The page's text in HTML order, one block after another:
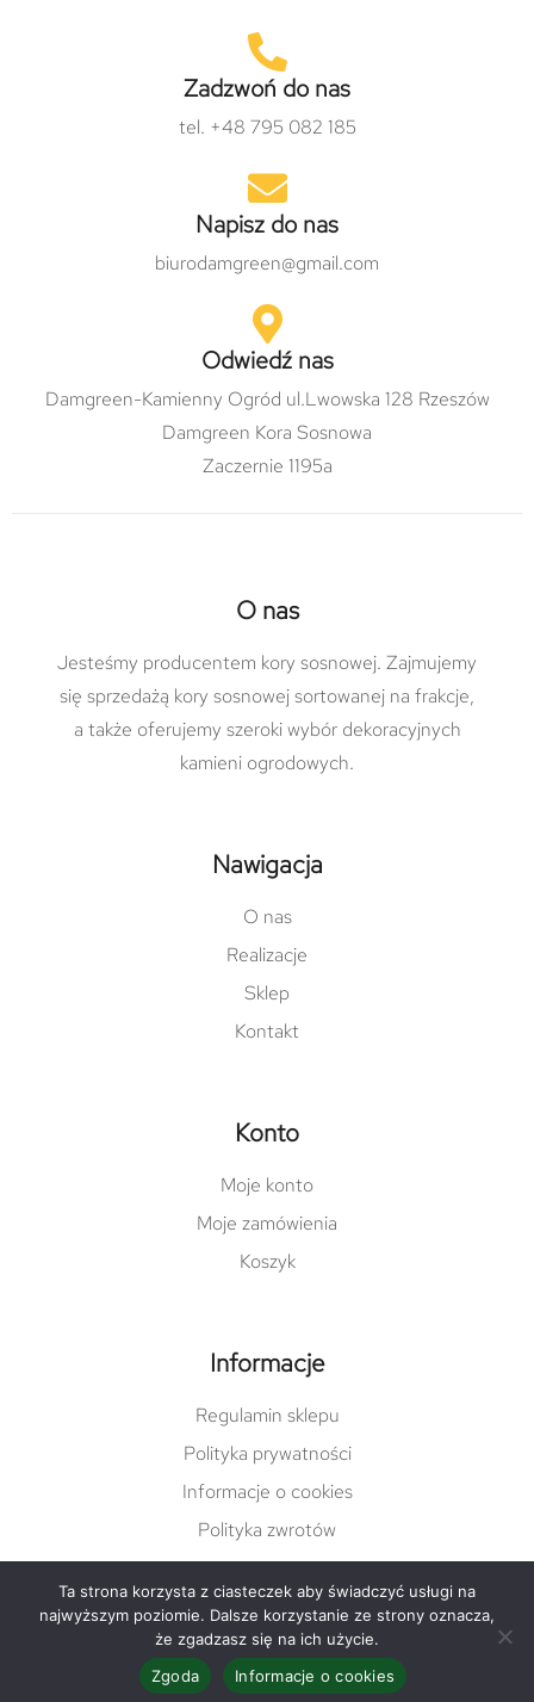
Zadzwoń do nas
tel. +48 795 082 185
Napisz do nas
biurodamgreen@gmail.com
Odwiedź nas
Damgreen-Kamienny Ogród ul.Lwowska 128 Rzeszów
Damgreen Kora Sosnowa
Zaczernie 1195a
O nas
Jesteśmy producentem kory sosnowej. Zajmujemy
się sprzedażą kory sosnowej sortowanej na frakcje,
a także oferujemy szeroki wybór dekoracyjnych
kamieni ogrodowych.
Nawigacja
O nas
Realizacje
Sklep
Kontakt
Konto
Moje konto
Moje zamówienia
Koszyk
Informacje
Regulamin sklepu
Polityka prywatności
Informacje o cookies
Polityka zwrotów
© Copyright 2022 damgreen.pl |varto.pl
FacebookInstagram
Ta strona korzysta z ciasteczek aby świadczyć usługi na
najwyższym poziomie. Dalsze korzystanie ze strony oznacza,
że zgadzasz się na ich użycie.
Zgoda
Informacje o cookies